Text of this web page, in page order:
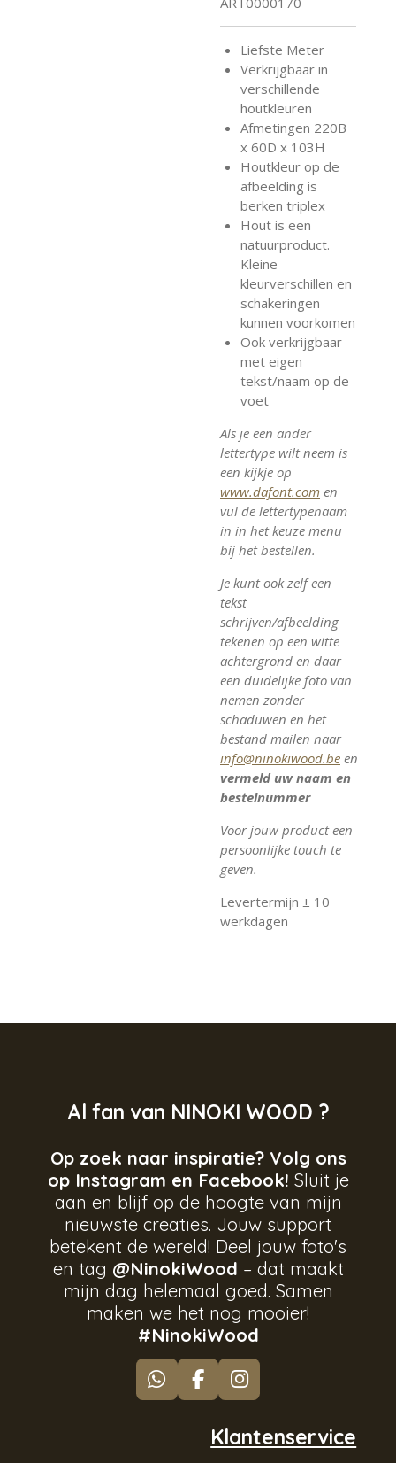
Liefste Meter
Verkrijgbaar in
verschillende
houtkleuren
Afmetingen 220B
x 60D x 103H
Houtkleur op de
afbeelding is
berken triplex
Hout is een
natuurproduct.
Kleine
kleurverschillen en
schakeringen
kunnen voorkomen
Ook verkrijgbaar
met eigen
tekst/naam op de
voet
Als je een ander
lettertype wilt neem is
een kijkje op
www.dafont.com en
vul de lettertypenaam
in in het keuze menu
bij het bestellen.
Je kunt ook zelf een
tekst
schrijven/afbeelding
tekenen op een witte
achtergrond en daar
een duidelijke foto van
nemen zonder
schaduwen en het
bestand mailen naar
info@ninokiwood.be en
vermeld uw naam en
bestelnummer
Voor jouw product een
persoonlijke touch te
geven.
Levertermijn ± 10
werkdagen
Al fan van NINOKI WOOD ?
Op zoek naar inspiratie? Volg ons
op Instagram en Facebook! Sluit je
aan en blijf op de hoogte van mijn
nieuwste creaties. Jouw support
betekent de wereld! Deel jouw foto's
en tag @NinokiWood – dat maakt
mijn dag helemaal goed. Samen
maken we het nog mooier!
#NinokiWood
W
h
F
a
I
n
t
Klantenservice